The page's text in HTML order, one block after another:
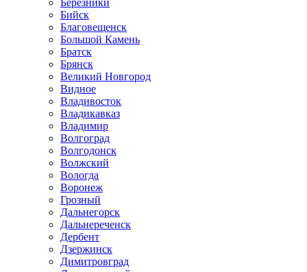
Березники
Бийск
Благовещенск
Большой Камень
Братск
Брянск
Великий Новгород
Видное
Владивосток
Владикавказ
Владимир
Волгоград
Волгодонск
Волжский
Вологда
Воронеж
Грозный
Дальнегорск
Дальнереченск
Дербент
Дзержинск
Димитровград